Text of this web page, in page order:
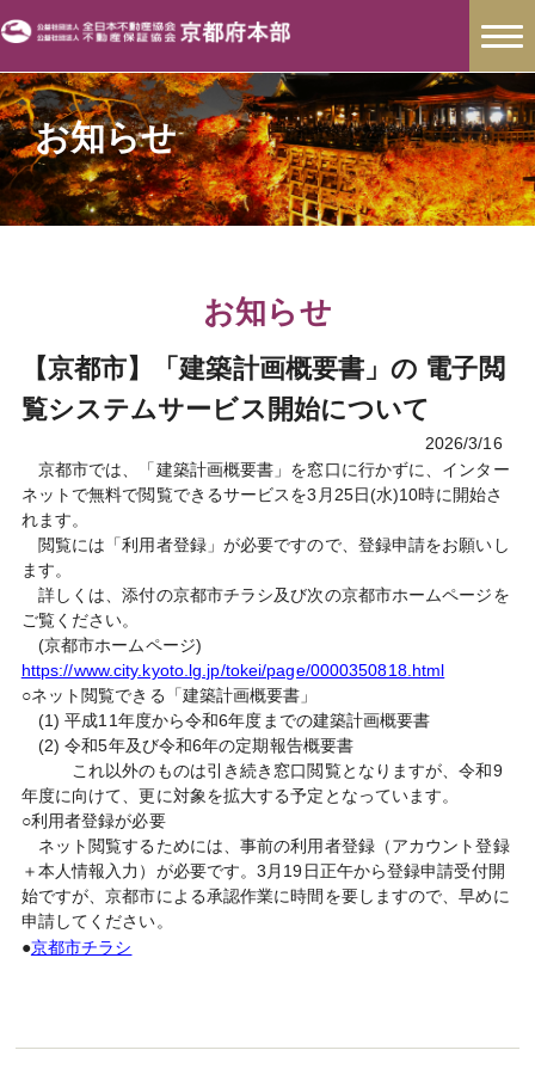
お知らせ
お知らせ
【京都市】「建築計画概要書」の 電子閲
覧システムサービス開始について
2026/3/16
京都市では、「建築計画概要書」を窓口に行かずに、インター
ネットで無料で閲覧できるサービスを3月25日(水)10時に開始さ
れます。
閲覧には「利用者登録」が必要ですので、登録申請をお願いし
ます。
詳しくは、添付の京都市チラシ及び次の京都市ホームページを
ご覧ください。
(京都市ホームページ)
https://www.city.kyoto.lg.jp/tokei/page/0000350818.html
○ネット閲覧できる「建築計画概要書」
(1) 平成11年度から令和6年度までの建築計画概要書
(2) 令和5年及び令和6年の定期報告概要書
これ以外のものは引き続き窓口閲覧となりますが、令和9
年度に向けて、更に対象を拡大する予定となっています。
○利用者登録が必要
ネット閲覧するためには、事前の利用者登録（アカウント登録
＋本人情報入力）が必要です。3月19日正午から登録申請受付開
始ですが、京都市による承認作業に時間を要しますので、早めに
申請してください。
●京都市チラシ